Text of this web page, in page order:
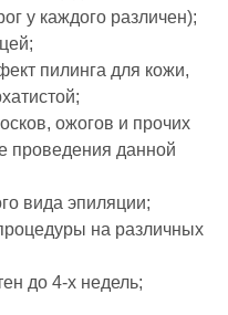
у каждого различен);
пилинга для кожи,
ожогов и прочих
проведения данной
вида эпиляции;
на различных
до 4-х недель;